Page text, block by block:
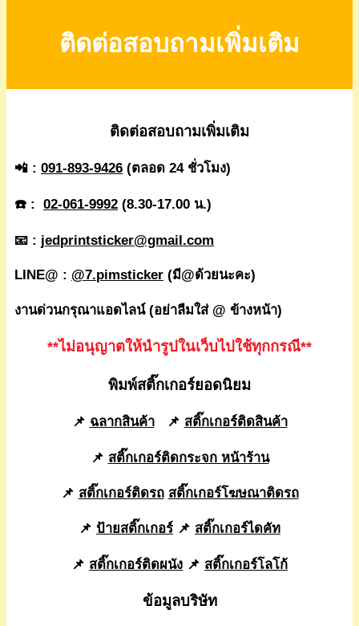
ติดต่อสอบถามเพิ่มเติม
ติดต่อสอบถามเพิ่มเติม
📲 : 091-893-9426 (ตลอด 24 ชั่วโมง)
☎️ : 02-061-9992 (8.30-17.00 น.)
📧 : jedprintsticker@gmail.com
LINE@ : @7.pimsticker (มี@ด้วยนะคะ)
งานด่วนกรุณาแอดไลน์ (อย่าลืมใส่ @ ข้างหน้า)
**ไม่อนุญาตให้นำรูปในเว็บไปใช้ทุกกรณี**
พิมพ์สติ๊กเกอร์ยอดนิยม
📌 ฉลากสินค้า📌 สติ๊กเกอร์ติดสินค้า
📌 สติ๊กเกอร์ติดกระจก หน้าร้าน
📌 สติ๊กเกอร์ติดรถ สติ๊กเกอร์โฆษณาติดรถ
📌 ป้ายสติ๊กเกอร์ 📌 สติ๊กเกอร์ไดคัท
📌 สติ๊กเกอร์ติดผนัง 📌 สติ๊กเกอร์โลโก้
ข้อมูลบริษัท